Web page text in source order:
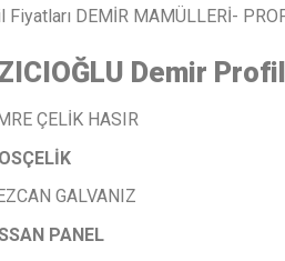
Fiyatları DEMİR MAMÜLLERİ-
Demir Profil
ÇELİK HASIR
GALVANIZ
PANEL